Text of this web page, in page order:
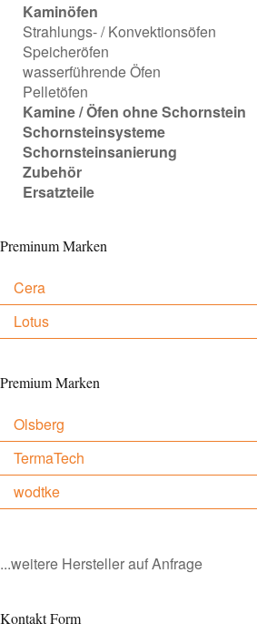
Kaminöfen
Strahlungs- / Konvektionsöfen
Speicheröfen
wasserführende Öfen
Pelletöfen
Kamine / Öfen ohne Schornstein
Schornsteinsysteme
Schornsteinsanierung
Zubehör
Ersatzteile
Preminum Marken
Cera
Lotus
Premium Marken
Olsberg
TermaTech
wodtke
...weitere Hersteller auf Anfrage
Kontakt Form